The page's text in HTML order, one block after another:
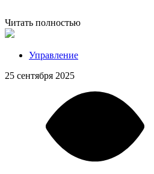
Читать полностью
Управление
25 сентября 2025